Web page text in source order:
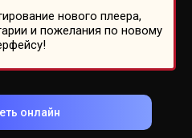
нового плеера,
и пожелания по новому
онлайн